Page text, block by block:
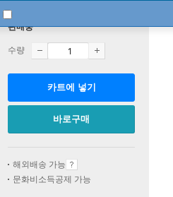
판매중
수량
카트에 넣기
바로구매
해외배송 가능
문화비소득공제 가능